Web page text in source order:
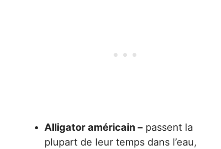
Alligator américain – passent la
plupart de leur temps dans l’eau,